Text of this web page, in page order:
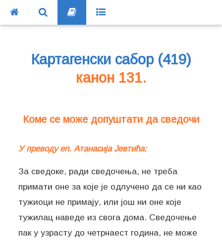
Картагенски сабор (419)
канон 131.
Коме се може допуштати да сведочи
У преводу еп. Атанасија Јевтића:
За сведоке, ради сведочења, не треба
примати оне за које је одлучено да се ни као
тужиоци не примају, или још ни оне које
тужилац наведе из свога дома. Сведочење
пак у узрасту до четрнаест година, не може